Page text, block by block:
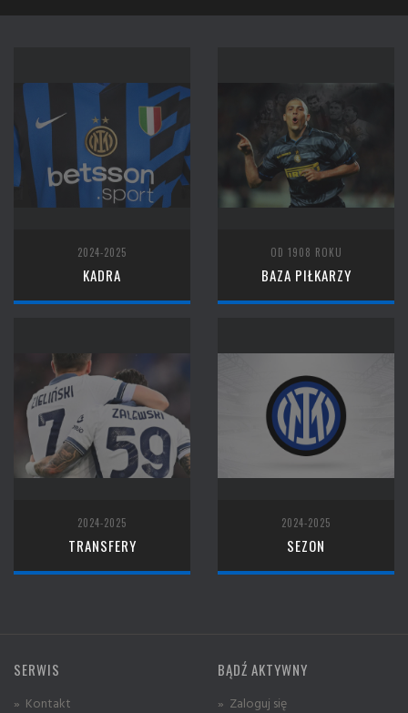
2024-2025
KADRA
OD 1908 ROKU
BAZA PIŁKARZY
2024-2025
TRANSFERY
2024-2025
SEZON
SERWIS
» Kontakt
BĄDŹ AKTYWNY
» Zaloguj się